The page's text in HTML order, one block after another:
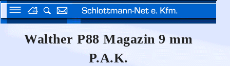
Walther P88 Magazin 9 mm
P.A.K.